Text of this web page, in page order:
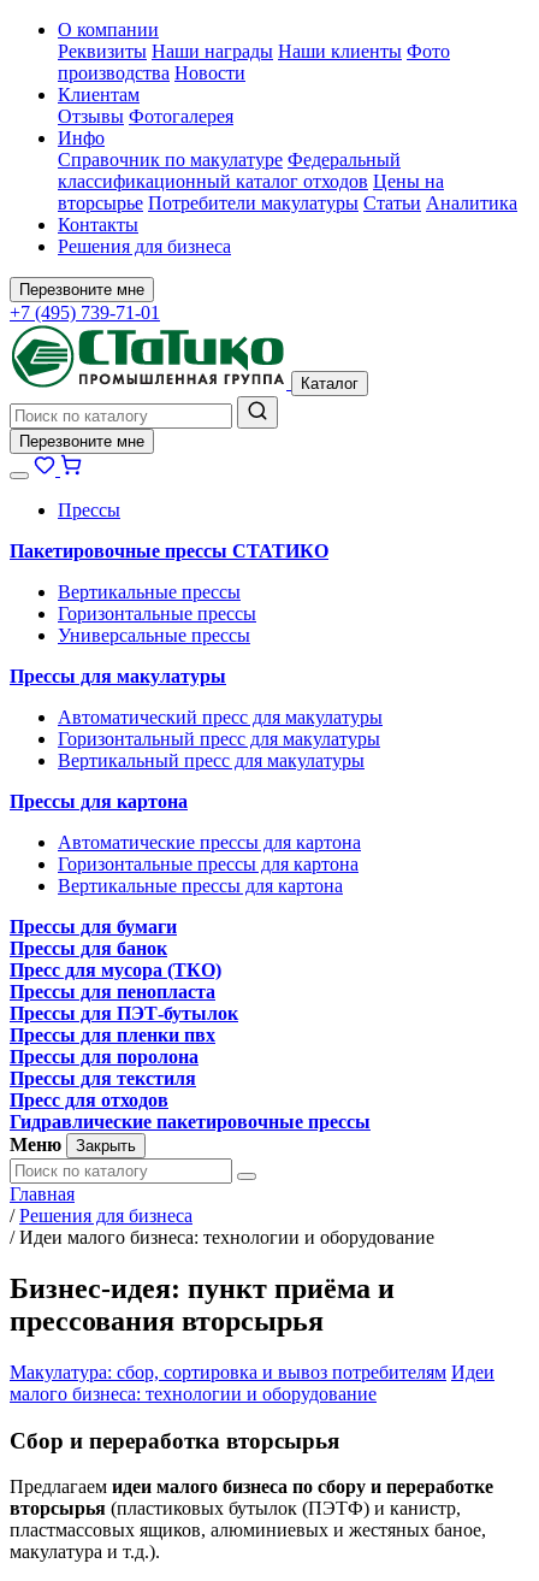
О компании
Реквизиты Наши награды Наши клиенты Фото
производства Новости
Клиентам
Отзывы Фотогалерея
Инфо
Справочник по макулатуре Федеральный
классификационный каталог отходов Цены на
вторсырье Потребители макулатуры Статьи Аналитика
Контакты
Решения для бизнеса
Перезвоните мне
+7 (495) 739-71-01
Каталог
Перезвоните мне
Прессы
Пакетировочные прессы СТАТИКО
Вертикальные прессы
Горизонтальные прессы
Универсальные прессы
Прессы для макулатуры
Автоматический пресс для макулатуры
Горизонтальный пресс для макулатуры
Вертикальный пресс для макулатуры
Прессы для картона
Автоматические прессы для картона
Горизонтальные прессы для картона
Вертикальные прессы для картона
Прессы для бумаги
Прессы для банок
Пресс для мусора (ТКО)
Прессы для пенопласта
Прессы для ПЭТ-бутылок
Прессы для пленки пвх
Прессы для поролона
Прессы для текстиля
Пресс для отходов
Гидравлические пакетировочные прессы
Меню
Закрыть
Главная
/ Решения для бизнеса
/ Идеи малого бизнеса: технологии и оборудование
Бизнес-идея: пункт приёма и
прессования вторсырья
Макулатура: сбор, сортировка и вывоз потребителям Идеи
малого бизнеса: технологии и оборудование
Сбор и переработка вторсырья
Предлагаем идеи малого бизнеса по сбору и переработке
вторсырья (пластиковых бутылок (ПЭТФ) и канистр,
пластмассовых ящиков, алюминиевых и жестяных баное,
макулатура и т.д.).